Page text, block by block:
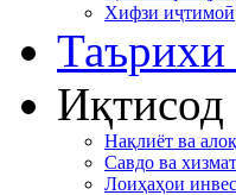
Хифзи иҷтимоӣ
Иқтисод
Нақлиёт ва
Савдо ва
Лоиҳаҳои